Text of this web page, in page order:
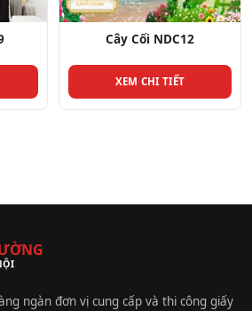
Cây Cối NDC12
XEM CHI TIẾT
ngàn đơn vị cung cấp và thi công giấy